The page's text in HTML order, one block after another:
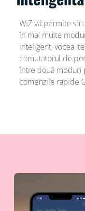
WiZ vă permite să
în mai multe
inteligent, vocea,
comutatorul de
între două moduri
comenzile rapide